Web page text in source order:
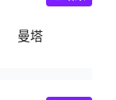
曼塔